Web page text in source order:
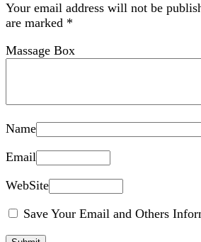
Your email address will not be
are marked *
Massage Box
Name
Email
WebSite
Save Your Email and Others